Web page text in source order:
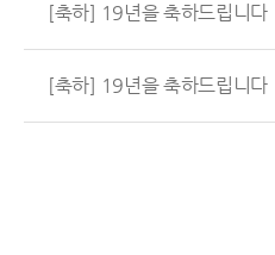
[축하] 19년을 축하드립니다
[축하] 19년을 축하드립니다